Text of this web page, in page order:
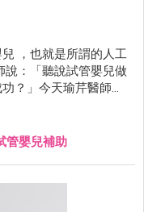
，也就是所謂的人工
說：「聽說試管嬰兒做
？」今天瑜芹醫師就
？
管嬰兒補助